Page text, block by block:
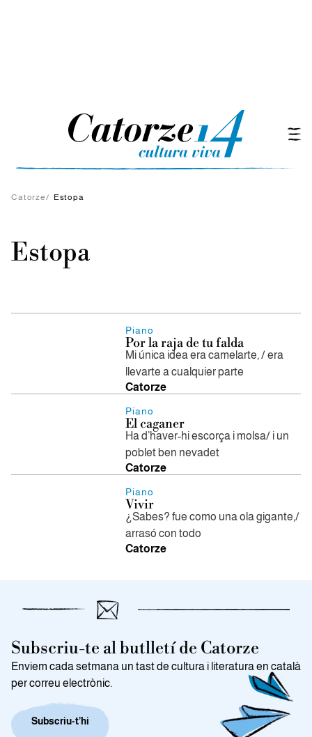
Catorze/ Estopa
Estopa
Piano
Por la raja de tu falda
Mi única idea era camelarte, / era
llevarte a cualquier parte
Catorze
Piano
El caganer
Ha d’haver-hi escorça i molsa/ i un
poblet ben nevadet
Catorze
Piano
Vivir
¿Sabes? fue como una ola gigante,/
arrasó con todo
Catorze
Subscriu-te al butlletí de Catorze
Enviem cada setmana un tast de cultura i literatura en català
per correu electrònic.
Subscriu-t’hi